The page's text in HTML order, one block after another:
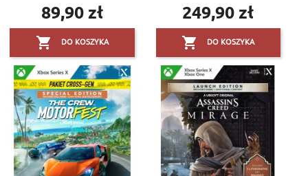
Cena
89,90 zł
 DO KOSZYKA
Cena
249,90 zł
 DO KOSZYKA